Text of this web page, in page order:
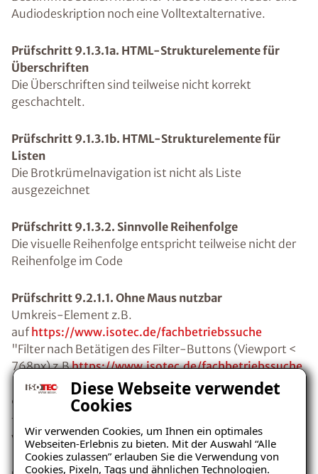
Diese Webseite verwendet
Cookies
Wir verwenden Cookies, um Ihnen ein optimales
Webseiten-Erlebnis zu bieten. Mit der Auswahl “Alle
Cookies zulassen” erlauben Sie die Verwendung von
Cookies, Pixeln, Tags und ähnlichen Technologien.
Audiodeskription noch eine Volltextalternative.
Prüfschritt 9.1.3.1a. HTML-Strukturelemente für
Überschriften
Die Überschriften sind teilweise nicht korrekt
geschachtelt.
Prüfschritt 9.1.3.1b. HTML-Strukturelemente für
Listen
Die Brotkrümelnavigation ist nicht als Liste
ausgezeichnet
Prüfschritt 9.1.3.2. Sinnvolle Reihenfolge
Die visuelle Reihenfolge entspricht teilweise nicht der
Reihenfolge im Code
Prüfschritt 9.2.1.1. Ohne Maus nutzbar
Umkreis-Element z.B.
auf https://www.isotec.de/fachbetriebssuche
"Filter nach Betätigen des Filter-Buttons (Viewport <
768px) z.Bhttps://www.isotec.de/fachbetriebssuche
9.2.4.1. Bereiche überspringbar
fehlende Unterscheidung z.B. aria-label der
verschiedenen Navigationen